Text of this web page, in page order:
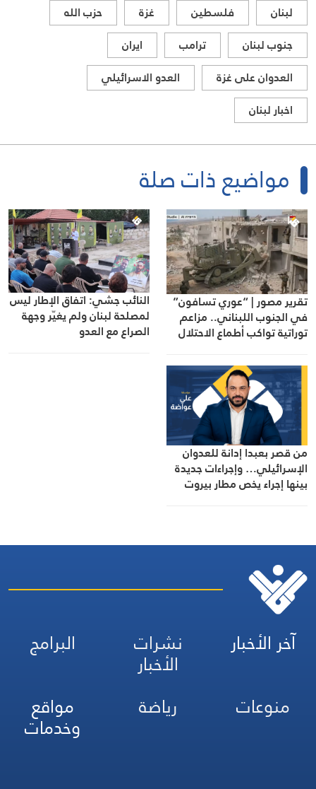
لبنان فلسطين غزة
حزب الله
جنوب لبنان
ترامب
ايران
العدوان على غزة
العدو الاسرائيلي
اخبار لبنان
مواضيع ذات صلة
تقرير مصور | “عوري تسافون”
في الجنوب اللبناني.. مزاعم
توراتية تواكب أطماع الاحتلال
النائب جشي: اتفاق الإطار ليس
لمصلحة لبنان ولم يغيّر وجهة
الصراع مع العدو
من قصر بعبدا إدانة للعدوان
الإسرائيلي… وإجراءات جديدة
بينها إجراء يخص مطار بيروت
آخر الأخبار نشرات
الأخبار
البرامج
منوعات
رياضة مواقع
وخدمات